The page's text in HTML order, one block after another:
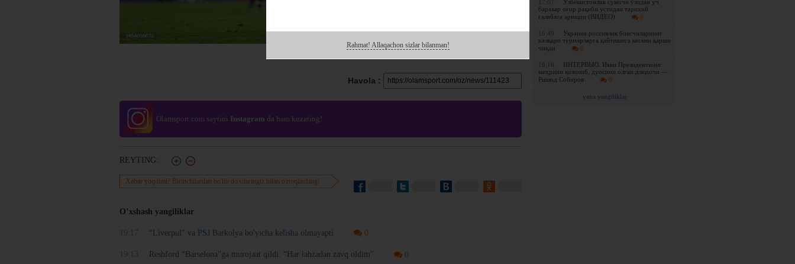
17:07
Ўзбекистонлик сумочи ўзидан уч
баравар оғир рақиби устидан тарихий
ғалабага эришди (ВИДЕО)
0
16:49
Украина россиялик боксчиларнинг
халқаро турнирларга қайтишига кескин қарши
чиқди
0
16:16
ИНТЕРВЬЮ. Икки Президентнинг
меҳрини қозониб, дуосини олган дзюдочи —
Ришод Собиров
0
yana yangiliklar
Havola :
Olamsport.com saytini Instagram da ham kuzating!
REYTING:
Xabar yoqdimi? Birinchilardan bo'lib do'stlaringiz bilan o'rtoqlashing!
O’xshash yangiliklar
“Liverpul” va PSJ Barkolya bo'yicha kelisha olmayapti 0
Reshford “Barselona”ga murojaat qildi: “Har lahzadan zavq oldim” 0
Rahmat! Allaqachon sizlar bilanman!